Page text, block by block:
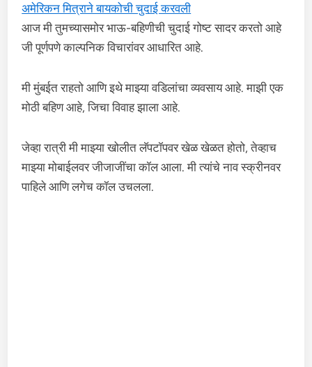
अमेरिकन मित्राने बायकोची चुदाई करवली
आज मी तुमच्यासमोर भाऊ-बहिणीची चुदाई गोष्ट सादर करतो आहे
जी पूर्णपणे काल्पनिक विचारांवर आधारित आहे.
मी मुंबईत राहतो आणि इथे माझ्या वडिलांचा व्यवसाय आहे. माझी एक
मोठी बहिण आहे, जिचा विवाह झाला आहे.
जेव्हा रात्री मी माझ्या खोलीत लॅपटॉपवर खेळ खेळत होतो, तेव्हाच
माझ्या मोबाईलवर जीजाजींचा कॉल आला. मी त्यांचे नाव स्क्रीनवर
पाहिले आणि लगेच कॉल उचलला.